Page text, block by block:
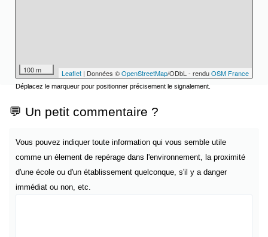
100 m Leaflet | Données ©OpenStreetMap/ODbL - renduOSM France
Déplacez le marqueur pour positionner précisement le signalement.
💬 Un petit commentaire ?
Vous pouvez indiquer toute information qui vous semble utile
comme un élement de repérage dans l'environnement, la proximité
d'une école ou d'un établissement quelconque, s'il y a danger
immédiat ou non, etc.